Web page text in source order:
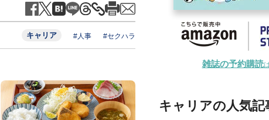
キャリア #人事 #セクハラ
雑誌の予約購読
キャリアの人気記